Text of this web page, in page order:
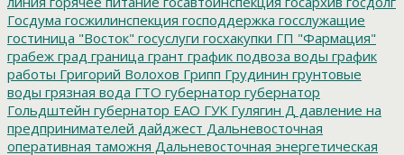
Госдума госжилинспекция господдержка госслужащие
гостиница "Восток" госуслуги госхакупки ГП "Фармация"
грабеж град граница грант график подвоза воды график
работы Григорий Волохов Грипп Грудинин грунтовые
воды грязная вода ГТО губернатор губернатор
Гольдштейн губернатор ЕАО ГУК Гулягин Д давление на
предпринимателей дайджест Дальневосточная
оперативная таможня Дальневосточная энергетическая